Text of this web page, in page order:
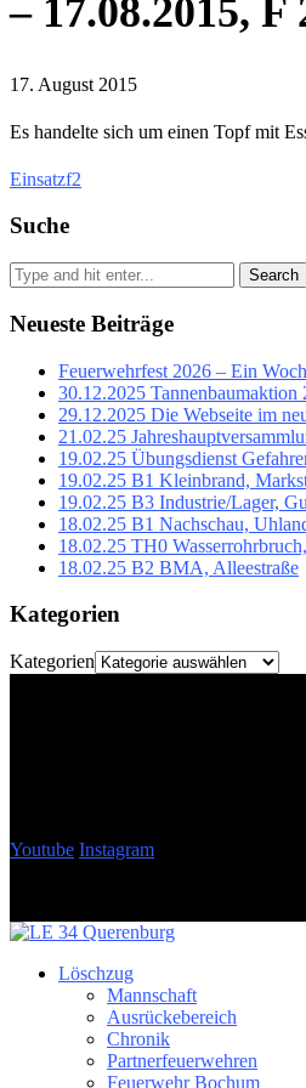
– 17.08.2015,
17. August 2015
Es handelte sich um einen Topf mit
Einsatzf2
Suche
Search
Neueste Beiträge
Feuerwehrfest 2026 – Ein
30.12.2025 Tannenbaumaktion
29.12.2025 Die Webseite im
21.02.25
19.02.25 Übungsdienst
19.02.25 B1 Kleinbrand,
19.02.25 B3 Industrie/Lager,
18.02.25 B1 Nachschau,
18.02.25 TH0
18.02.25 B2 BMA, Alleestraße
Kategorien
Kategorien
Youtube Instagram
Löschzug
Mannschaft
Ausrückebereich
Chronik
Partnerfeuerwehren
Feuerwehr Bochum